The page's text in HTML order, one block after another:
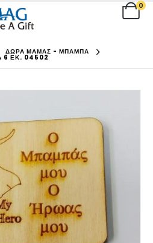
0
ΔΩΡΑ ΜΑΜΑΣ - ΜΠΑΜΠΑ
6 ΕΚ. 04502